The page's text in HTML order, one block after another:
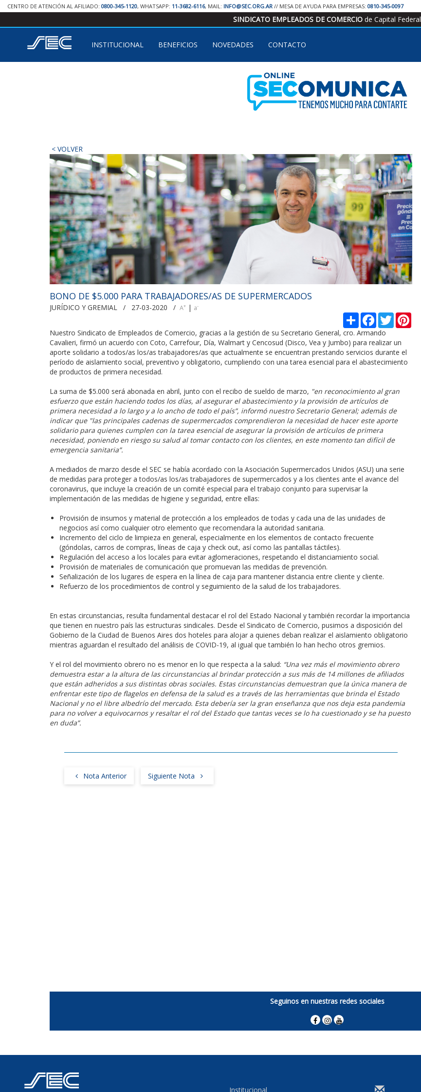
CENTRO DE ATENCIÓN AL AFILIADO: 0800-345-1120, WHATSAPP: 11-3682-6116, MAIL: INFO@SEC.ORG.AR // MESA DE AYUDA PARA EMPRESAS: 0810-345-0097
SINDICATO EMPLEADOS DE COMERCIO de Capital Federal
INSTITUCIONAL BENEFICIOS NOVEDADES CONTACTO
< VOLVER
BONO DE $5.000 PARA TRABAJADORES/AS DE SUPERMERCADOS
JURÍDICO Y GREMIAL / 27-03-2020 / A+ | a-
С
о
д
е
л
и
F
c
e
b
o
o
T
w
t
t
e
r
P
Nuestro Sindicato de Empleados de Comercio, gracias a la gestión de su Secretario General, cro. Armando
Cavalieri, firmó un acuerdo con Coto, Carrefour, Día, Walmart y Cencosud (Disco, Vea y Jumbo) para realizar un
aporte solidario a todos/as los/as trabajadores/as que actualmente se encuentran prestando servicios durante el
período de aislamiento social, preventivo y obligatorio, cumpliendo con una tarea esencial para el abastecimiento
de productos de primera necesidad.
La suma de $5.000 será abonada en abril, junto con el recibo de sueldo de marzo, "en reconocimiento al gran
esfuerzo que están haciendo todos los días, al asegurar el abastecimiento y la provisión de artículos de
primera necesidad a lo largo y a lo ancho de todo el país”, informó nuestro Secretario General; además de
indicar que "las principales cadenas de supermercados comprendieron la necesidad de hacer este aporte
solidario para quienes cumplen con la tarea esencial de asegurar la provisión de artículos de primera
necesidad, poniendo en riesgo su salud al tomar contacto con los clientes, en este momento tan difícil de
emergencia sanitaria”.
A mediados de marzo desde el SEC se había acordado con la Asociación Supermercados Unidos (ASU) una serie
de medidas para proteger a todos/as los/as trabajadores de supermercados y a los clientes ante el avance del
coronavirus, que incluye la creación de un comité especial para el trabajo conjunto para supervisar la
implementación de las medidas de higiene y seguridad, entre ellas:
Provisión de insumos y material de protección a los empleados de todas y cada una de las unidades de
negocios así como cualquier otro elemento que recomendara la autoridad sanitaria.
Incremento del ciclo de limpieza en general, especialmente en los elementos de contacto frecuente
(góndolas, carros de compras, líneas de caja y check out, así como las pantallas táctiles).
Regulación del acceso a los locales para evitar aglomeraciones, respetando el distanciamiento social.
Provisión de materiales de comunicación que promuevan las medidas de prevención.
Señalización de los lugares de espera en la línea de caja para mantener distancia entre cliente y cliente.
Refuerzo de los procedimientos de control y seguimiento de la salud de los trabajadores.
En estas circunstancias, resulta fundamental destacar el rol del Estado Nacional y también recordar la importancia
que tienen en nuestro país las estructuras sindicales. Desde el Sindicato de Comercio, pusimos a disposición del
Gobierno de la Ciudad de Buenos Aires dos hoteles para alojar a quienes deban realizar el aislamiento obligatorio
mientras aguardan el resultado del análisis de COVID-19, al igual que también lo han hecho otros gremios.
Y el rol del movimiento obrero no es menor en lo que respecta a la salud: “Una vez más el movimiento obrero
demuestra estar a la altura de las circunstancias al brindar protección a sus más de 14 millones de afiliados
que están adheridos a sus distintas obras sociales. Estas circunstancias demuestran que la única manera de
enfrentar este tipo de flagelos en defensa de la salud es a través de las herramientas que brinda el Estado
Nacional y no el libre albedrío del mercado. Esta debería ser la gran enseñanza que nos deja esta pandemia
para no volver a equivocarnos y resaltar el rol del Estado que tantas veces se lo ha cuestionado y se ha puesto
en duda”.
Nota Anterior Siguiente Nota
Seguinos en nuestras redes sociales
Institucional